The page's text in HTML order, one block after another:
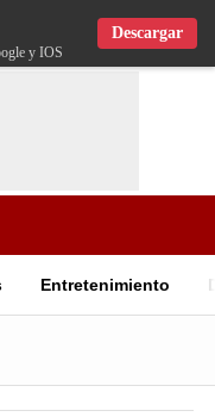
y IOS
Descargar
Entretenimiento